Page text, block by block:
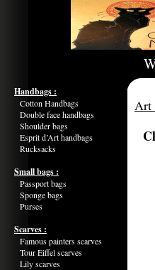
Handbags :
Cotton Handbags
Double face handbags
Shoulder bags
Esprit d’Art handbags
Rucksacks
Small bags :
Passport bags
Sponge bags
Purses
Scarves :
Famous painters scarves
Tour Eiffel scarves
Lily scarves
Art